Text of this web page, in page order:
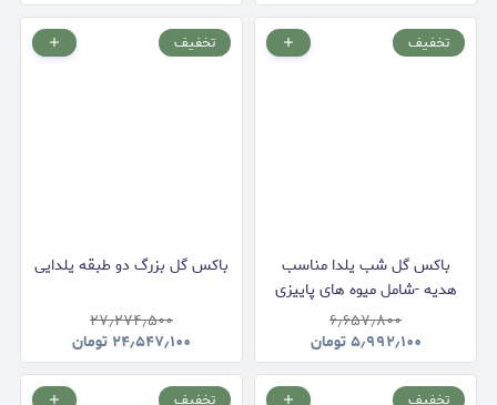
تخفیف
باکس گل شب یلدا مناسب
هدیه -شامل میوه های پاییزی
۶٫۶۵۷٫۸۰۰
۵٫۹۹۲٫۱۰۰تومان
تخفیف
باکس گل بزرگ دو طبقه یلدایی
۲۷٫۲۷۴٫۵۰۰
۲۴٫۵۴۷٫۱۰۰ تومان
تخفیف تخفیف